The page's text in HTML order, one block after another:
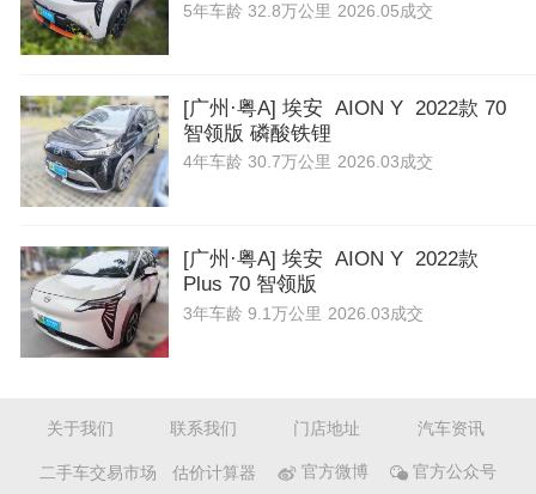
5年车龄 32.8万公里 2026.05成交
[广州·粤A] 埃安 AION Y 2022款 70
智领版 磷酸铁锂
4年车龄 30.7万公里 2026.03成交
[广州·粤A] 埃安 AION Y 2022款
Plus 70 智领版
3年车龄 9.1万公里 2026.03成交
关于我们 联系我们 门店地址 汽车资讯
二手车交易市场 估价计算器 官方微博 官方公众号